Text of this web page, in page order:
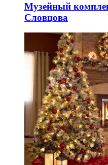
Музейный
Словцова